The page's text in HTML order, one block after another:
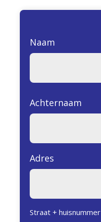
Naam
Achternaam
Adres
Straat + huisnummer